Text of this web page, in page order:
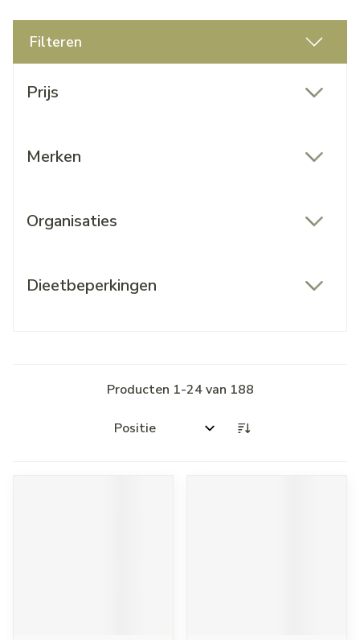
Filteren
Prijs
Merken
Organisaties
Dieetbeperkingen
Producten 1-24van 188
Sorteer op: